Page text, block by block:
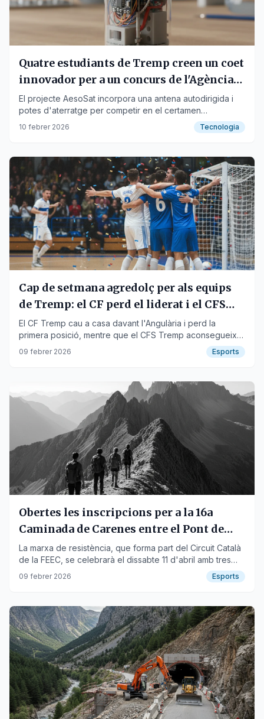
Quatre estudiants de Tremp creen un coet
innovador per a un concurs de l'Agència
Espacial Europea
El projecte AesoSat incorpora una antena autodirigida i
potes d'aterratge per competir en el certamen
internacional CanSat aquest febrer.
10 febrer 2026 Tecnologia
Cap de setmana agredolç per als equips
de Tremp: el CF perd el liderat i el CFS
guanya el capdavant
El CF Tremp cau a casa davant l'Angulària i perd la
primera posició, mentre que el CFS Tremp aconsegueix
una victòria crucial a la pista del líder de futbol sala.
09 febrer 2026 Esports
Obertes les inscripcions per a la 16a
Caminada de Carenes entre el Pont de
Suert i Tremp
La marxa de resistència, que forma part del Circuit Català
de la FEEC, se celebrarà el dissabte 11 d'abril amb tres
recorreguts.
09 febrer 2026 Esports